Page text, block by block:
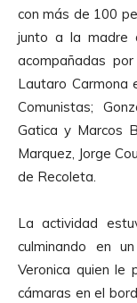
con más de 100
junto a la madre
acompañadas
Lautaro Carmona
Comunistas;
Gatica y Marcos
Marquez, Jorge
de Recoleta.
La actividad
culminando en
Veronica quien le
cámaras en el